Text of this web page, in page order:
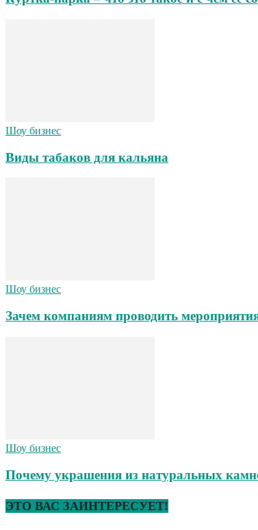
Шоу бизнес
Виды табаков для кальяна
Шоу бизнес
Зачем компаниям проводить
Шоу бизнес
Почему украшения из натуральных
ЭТО ВАС ЗАИНТЕРЕСУЕТ!